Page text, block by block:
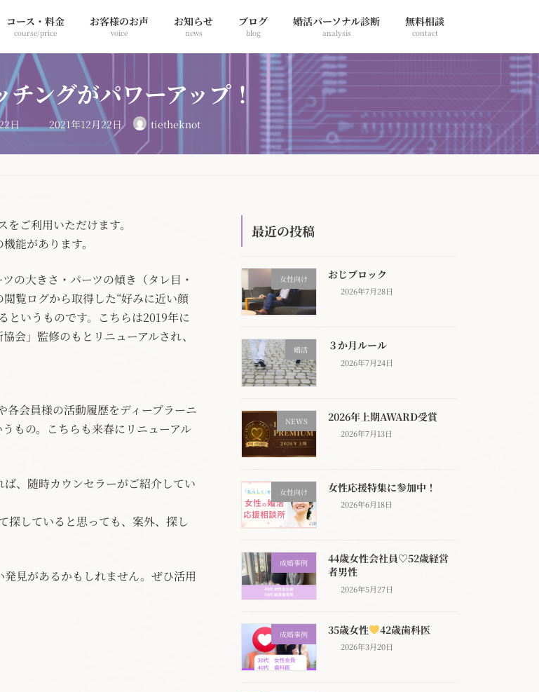
コース・料金
course/price
お客様のお声
voice
お知らせ
news
ブログ
blog
婚活パーソナル診断
analysis
無料相談
contact
ングがパワーアップ！
日 最
終
日
2021年12月22日 tietheknot
ご利用いただけます。
能があります。
の大きさ・パーツの傾き（タレ目・
覧ログから取得した“好みに近い顔
というものです。こちらは2019年に
会」監修のもとリニューアルされ、
会員様の活動履歴をディープラーニ
もの。こちらも来春にリニューアル
、随時カウンセラーがご紹介してい
探していると思っても、案外、探し
見があるかもしれません。ぜひ活用
最近の投稿
女性向け おじブロック
2026年7月28日
婚活 ３か月ルール
2026年7月24日
NEWS 2026年上期AWARD受賞
2026年7月13日
女性向け 女性応援特集に参加中！
2026年6月18日
成婚事例
44歳女性会社員♡52歳経営
者男性
2026年5月27日
成婚事例 35歳女性 42歳歯科医
2026年3月20日